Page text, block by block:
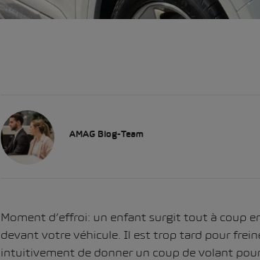
AMAG Blog-Team
Moment d’effroi: un enfant surgit tout à coup
devant votre véhicule. Il est trop tard pour
intuitivement de donner un coup de volant